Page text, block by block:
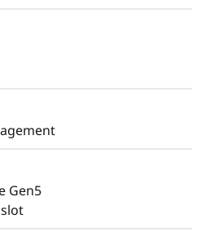
y aumentar la
virtual para
Gen5
slot